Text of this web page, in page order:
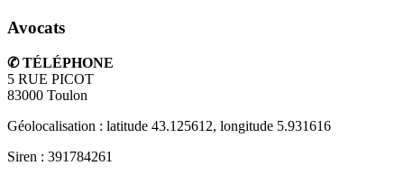
Avocats
✆ TÉLÉPHONE
5 RUE PICOT
83000 Toulon
Géolocalisation : latitude 43.125612, longitude 5.931616
Siren : 391784261